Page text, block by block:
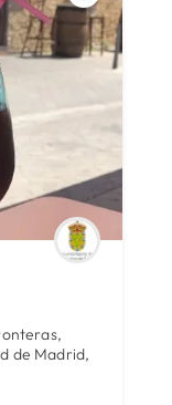
de Madrid,